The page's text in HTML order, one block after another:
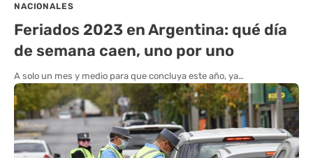
NACIONALES
Feriados 2023 en Argentina: qué día
de semana caen, uno por uno
A solo un mes y medio para que concluya este año, ya…